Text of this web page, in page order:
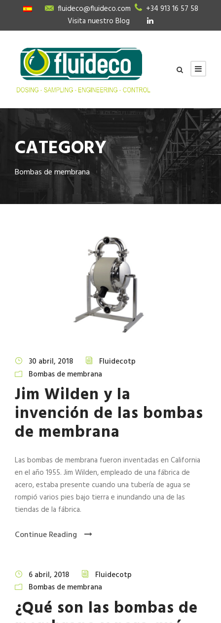
fluideco@fluideco.com
+34 913 16 57 58
Visita nuestro Blog
CATEGORY
Bombas de membrana
30 abril, 2018
Fluidecotp
Bombas de membrana
Jim Wilden y la
invención de las bombas
de membrana
Las bombas de membrana fueron inventadas en California
en el año 1955. Jim Wilden, empleado de una fábrica de
acero, estaba presente cuando una tubería de agua se
rompió varios pies bajo tierra e inundando una de las
tiendas de la fábrica.
Continue Reading
6 abril, 2018
Fluidecotp
Bombas de membrana
¿Qué son las bombas de